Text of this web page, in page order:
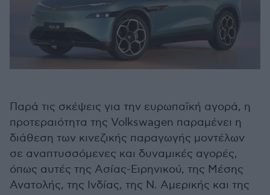
Παρά τις σκέψεις για την ευρωπαϊκή αγορά, η
προτεραιότητα της Volkswagen παραμένει η
διάθεση των κινεζικής παραγωγής μοντέλων
σε αναπτυσσόμενες και δυναμικές αγορές,
όπως αυτές της Ασίας-Ειρηνικού, της Μέσης
Ανατολής, της Ινδίας, της Ν. Αμερικής και της